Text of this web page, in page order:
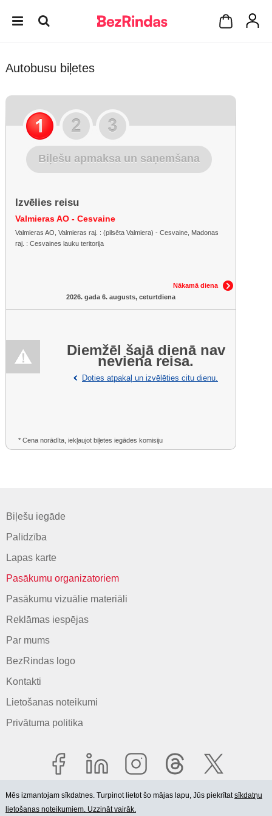
Autobusu biļetes
Biļešu apmaksa un saņemšana
Izvēlies reisu
Valmieras AO - Cesvaine
Valmieras AO, Valmieras raj. : (pilsēta Valmiera) - Cesvaine, Madonas
raj. : Cesvaines lauku teritorija
Nākamā diena
2026. gada 6. augusts, ceturtdiena
Diemžēl šajā dienā nav
neviena reisa.
Doties atpakaļ un izvēlēties citu dienu.
* Cena norādīta, iekļaujot biļetes iegādes komisiju
Biļešu iegāde
Palīdzība
Lapas karte
Pasākumu organizatoriem
Pasākumu vizuālie materiāli
Reklāmas iespējas
Par mums
BezRindas logo
Kontakti
Lietošanas noteikumi
Privātuma politika
Mēs izmantojam sīkdatnes. Turpinot lietot šo mājas lapu, Jūs piekrītatsīkdatņu
lietošanas noteikumiem. Uzzināt vairāk.